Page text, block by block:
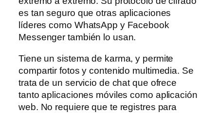
es tan seguro que otras aplicaciones
líderes como WhatsApp y Facebook
Messenger también lo usan.
Tiene un sistema de karma, y permite
compartir fotos y contenido multimedia. Se
trata de un servicio de chat que ofrece
tanto aplicaciones móviles como aplicación
web. No requiere que te registres para